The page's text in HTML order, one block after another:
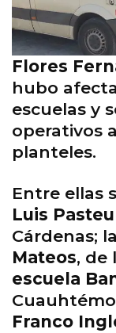
Flores
hubo
escuelas y
operativos
planteles.
Entre ellas
Luis
Cárdenas; la
Mateos, de
escuela
Franco